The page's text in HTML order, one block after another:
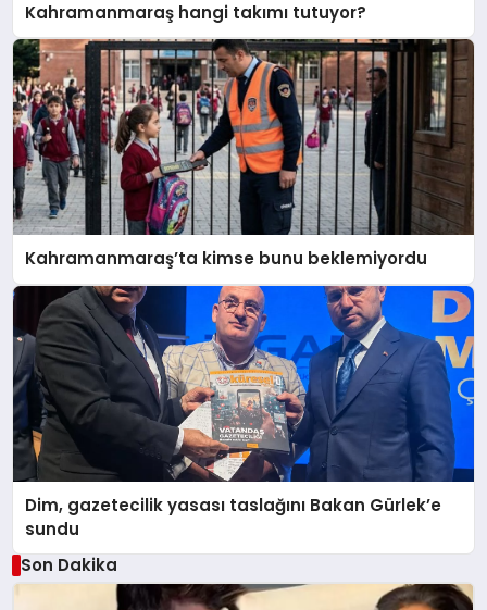
Kahramanmaraş hangi takımı tutuyor?
Kahramanmaraş’ta kimse bunu beklemiyordu
Dim, gazetecilik yasası taslağını Bakan Gürlek’e
sundu
Son Dakika